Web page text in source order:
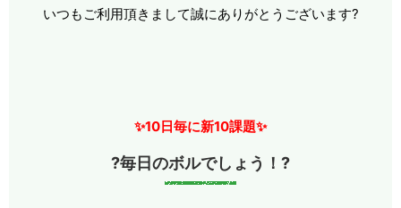
いつもご利用頂きまして誠にありがとうございます?
✨10日毎に新10課題✨
?毎日のボルでしょう！?